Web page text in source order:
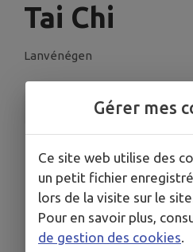
Tai Chi
Lanvénégen
INFORMATIONS
Tai Chi
DATE
Le jeu. 14 mai
HORAIRES
De 10h00 à 11h30
Gérer mes
Ce site web utilise des
un petit fichier
lors de la visite sur le site.
Pour en savoir plus,
de gestion des cookies